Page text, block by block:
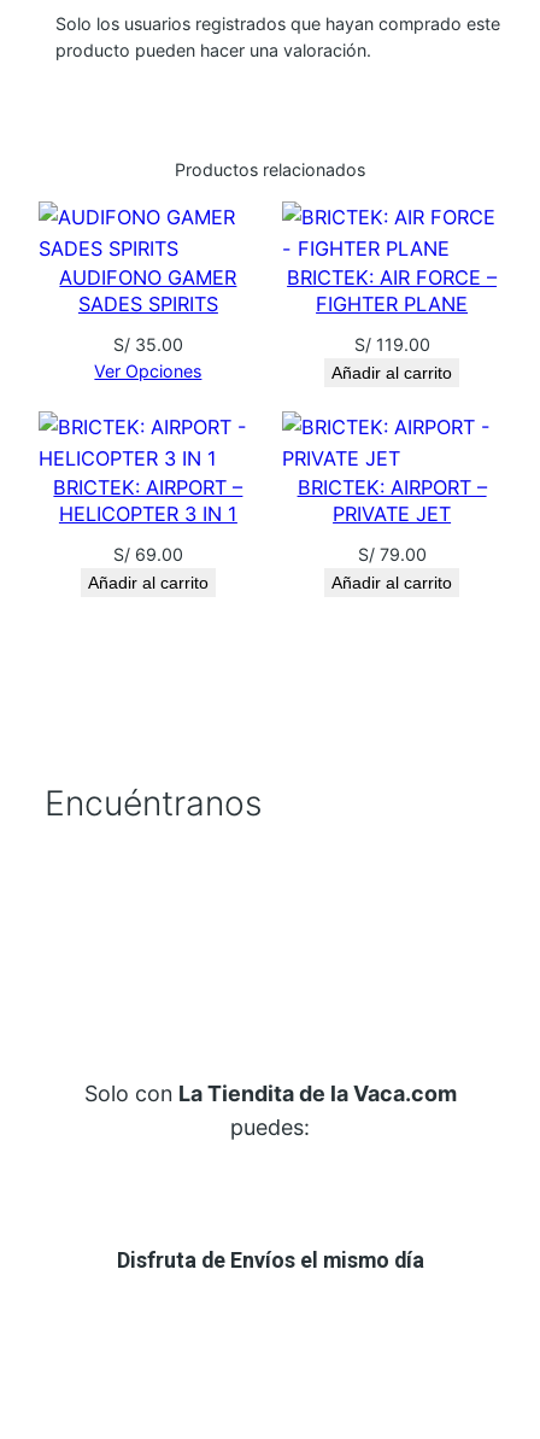
n
l
e
r
a
:
S
/
2
0
l
s
:
S
1
9
c
a
d
Solo los usuarios registrados que hayan comprado este
producto pueden hacer una valoración.
Productos relacionados
AUDIFONO GAMER
SADES SPIRITS
S/35.00
Ver Opciones
BRICTEK: AIR FORCE –
FIGHTER PLANE
S/119.00
Añadir al carrito
BRICTEK: AIRPORT –
HELICOPTER 3 IN 1
S/69.00
Añadir al carrito
BRICTEK: AIRPORT –
PRIVATE JET
S/79.00
Añadir al carrito
Encuéntranos
Solo con La Tiendita de la Vaca.com
puedes:
Disfruta de Envíos el mismo día